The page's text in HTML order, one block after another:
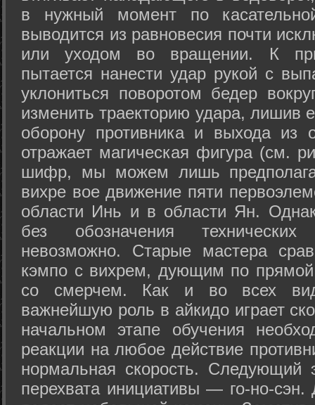
в нужный момент по
выводится из равновесия почти
или уходом во вращении. К
пытается нанести удар рукой с
уклониться поворотом бедер
изменить траекторию удара, лишив
оборону противника и выхода из
отражает магическая фигура (см.
шифр, мы можем лишь
вихре вое движение пяти
области Инь и в области Ян.
без обозначения
невозможно. Старые мастера
кэмпо с вихрем, дующим по
со смерчем. Как и во всех
важнейшую роль в айкидо играет
начальном этапе обучения
реакции на любое действие
нормальная скорость.
перехвата инициативы — го-но-